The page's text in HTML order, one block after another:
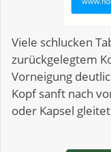
Viele schlucken
zurückgelegtem
Vorneigung
Kopf sanft nach
oder Kapsel